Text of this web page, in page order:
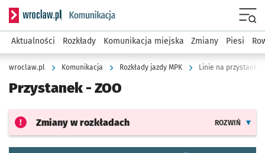
Serwis informacyjny wroclaw.pl podserwis: Komunikacja
Aktualności Rozkłady Komunikacja miejska Zmiany Piesi
wroclaw.pl Komunikacja Rozkłady jazdy MPK Linie na przystanku
Przystanek - ZOO
Zmiany w rozkładach ROZWIŃ